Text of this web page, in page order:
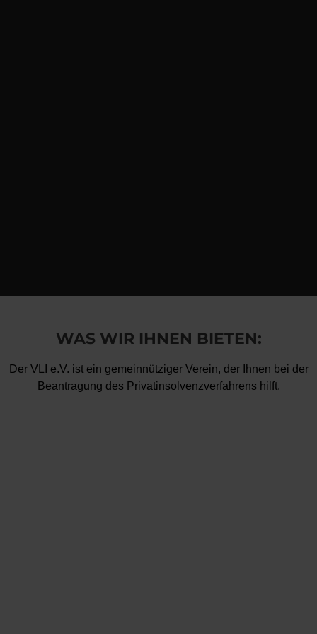
WAS WIR IHNEN BIETEN:
Der VLI e.V. ist ein gemeinnütziger Verein, der Ihnen bei der
Beantragung des Privatinsolvenzverfahrens hilft.